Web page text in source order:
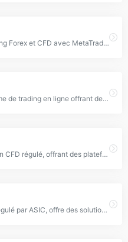
NordFX : plateforme de trading Forex et CFD avec MetaTrader 4/5, spreads compétitifs et exécution ultra-rapide.
FreshForex est une plateforme de trading en ligne offrant des outils avancés et une sécurité optimale depuis 2004.
Colmex Pro est un courtier en CFD régulé, offrant des plateformes de trading avancées et des conditions compétitives.
FXTRADING.com, courtier régulé par ASIC, offre des solutions de trading forex et CFD avec une plateforme sécurisée et des outils avancés.